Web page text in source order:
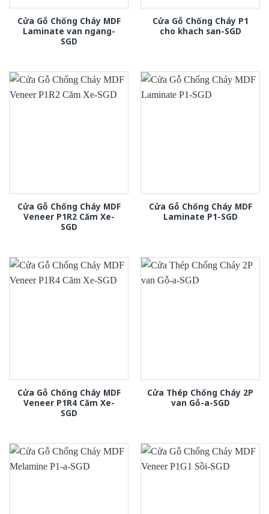
Cửa Gỗ Chống Cháy MDF
Laminate van ngang-
SGD
Cửa Gỗ Chống Cháy P1
cho khach san-SGD
Cửa Gỗ Chống Cháy MDF
Veneer P1R2 Căm Xe-
SGD
Cửa Gỗ Chống Cháy MDF
Laminate P1-SGD
Cửa Gỗ Chống Cháy MDF
Veneer P1R4 Căm Xe-
SGD
Cửa Thép Chống Cháy 2P
van Gỗ-a-SGD